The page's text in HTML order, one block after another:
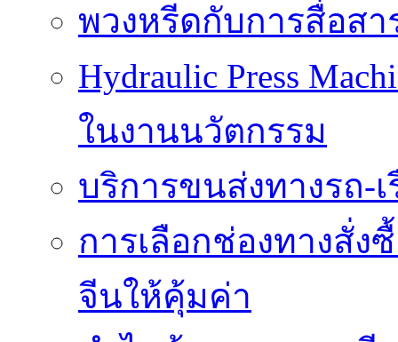
พวงหรีดกับการสื่อส
Hydraulic Press
ในงานนวัตกรรม
บริการขนส่งทางรถ-
การเลือกช่องทางสั่ง
จีนให้คุ้มค่า